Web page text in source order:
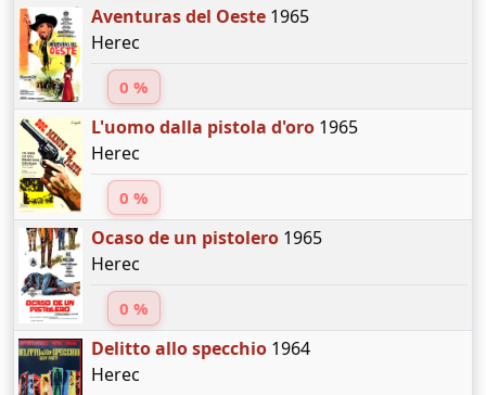
Aventuras del Oeste1965
Herec
0 %
L'uomo dalla pistola d'oro1965
Herec
0 %
Ocaso de un pistolero1965
Herec
0 %
Delitto allo specchio1964
Herec